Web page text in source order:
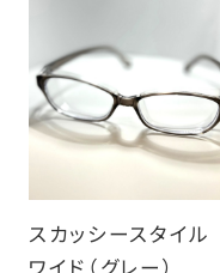
スカッシースタイル
ワイド（グレー）